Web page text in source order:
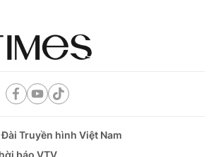
Đài Truyền hình Việt Nam
báo VTV